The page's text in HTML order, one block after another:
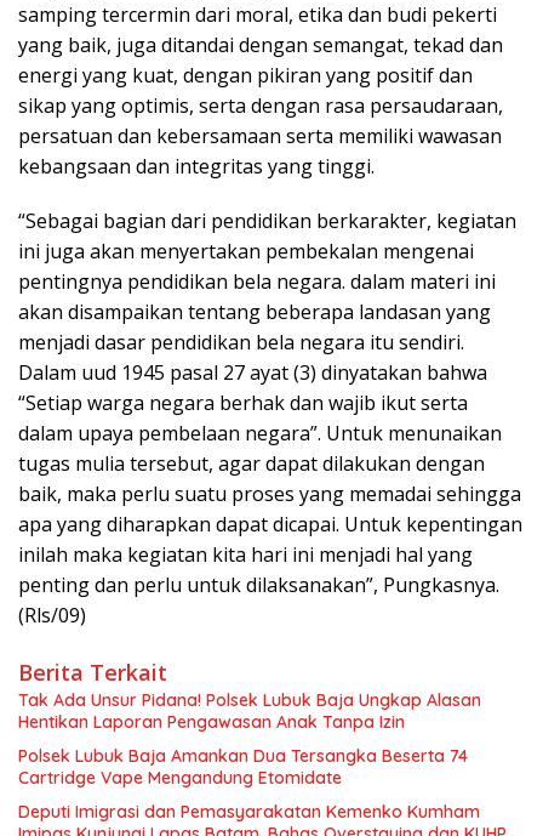
samping tercermin dari moral, etika dan budi pekerti
yang baik, juga ditandai dengan semangat, tekad dan
energi yang kuat, dengan pikiran yang positif dan
sikap yang optimis, serta dengan rasa persaudaraan,
persatuan dan kebersamaan serta memiliki wawasan
kebangsaan dan integritas yang tinggi.
“Sebagai bagian dari pendidikan berkarakter, kegiatan
ini juga akan menyertakan pembekalan mengenai
pentingnya pendidikan bela negara. dalam materi ini
akan disampaikan tentang beberapa landasan yang
menjadi dasar pendidikan bela negara itu sendiri.
Dalam uud 1945 pasal 27 ayat (3) dinyatakan bahwa
“Setiap warga negara berhak dan wajib ikut serta
dalam upaya pembelaan negara”. Untuk menunaikan
tugas mulia tersebut, agar dapat dilakukan dengan
baik, maka perlu suatu proses yang memadai sehingga
apa yang diharapkan dapat dicapai. Untuk kepentingan
inilah maka kegiatan kita hari ini menjadi hal yang
penting dan perlu untuk dilaksanakan”, Pungkasnya.
(Rls/09)
Berita Terkait
Tak Ada Unsur Pidana! Polsek Lubuk Baja Ungkap Alasan
Hentikan Laporan Pengawasan Anak Tanpa Izin
Polsek Lubuk Baja Amankan Dua Tersangka Beserta 74
Cartridge Vape Mengandung Etomidate
Deputi Imigrasi dan Pemasyarakatan Kemenko Kumham